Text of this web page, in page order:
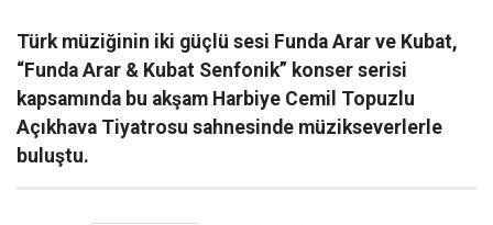
Türk müziğinin iki güçlü sesi Funda Arar ve Kubat,
“Funda Arar & Kubat Senfonik” konser serisi
kapsamında bu akşam Harbiye Cemil Topuzlu
Açıkhava Tiyatrosu sahnesinde müzikseverlerle
buluştu.